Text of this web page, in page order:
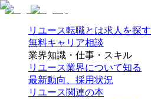
リユース転職とは求人を探す
無料キャリア相談
業界知識・仕事・スキル
リユース業界について知る
最新動向、採用状況
リユース関連の本